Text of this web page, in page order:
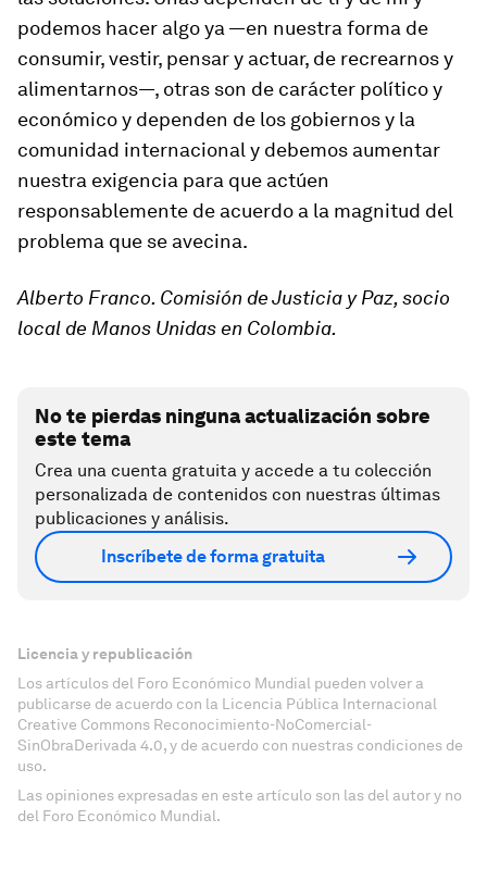
podemos hacer algo ya —en nuestra forma de
consumir, vestir, pensar y actuar, de recrearnos y
alimentarnos—, otras son de carácter político y
económico y dependen de los gobiernos y la
comunidad internacional y debemos aumentar
nuestra exigencia para que actúen
responsablemente de acuerdo a la magnitud del
problema que se avecina.
Alberto Franco. Comisión de Justicia y Paz, socio
local de Manos Unidas en Colombia.
No te pierdas ninguna actualización sobre
este tema
Crea una cuenta gratuita y accede a tu colección
personalizada de contenidos con nuestras últimas
publicaciones y análisis.
Inscríbete de forma gratuita
Licencia y republicación
Los artículos del Foro Económico Mundial pueden volver a
publicarse de acuerdo con la Licencia Pública Internacional
Creative Commons Reconocimiento-NoComercial-
SinObraDerivada 4.0, y de acuerdo con nuestras condiciones de
uso.
Las opiniones expresadas en este artículo son las del autor y no
del Foro Económico Mundial.